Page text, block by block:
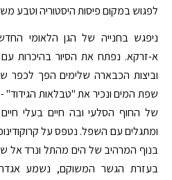
לפגוש במקום פיסות היסטוריה וטבע
ניפגש בחנייה של הגן הלאומי
א-זרקא. נפתח את הסיור בהיכרות
וביצות הכבארה שלימים הפך לכפר
שפת המים ונכיר את "טבלאות הגידוד"
של החוף הסלעי ובה חיים בעלי
ומתגלים עם השפל. נטפס על
בנוף המרהיב של הים מהתל ונרד אל
בעזרת הגשר המשוקם, נשמע